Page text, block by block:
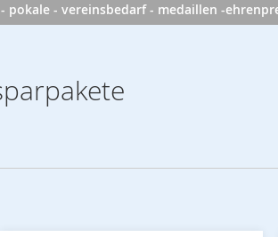
pokale - vereinsbedarf - medaillen -